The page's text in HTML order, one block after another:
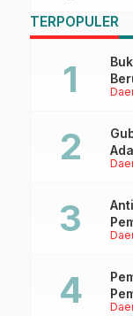
Kebersamaan di
Pantai
TERPOPULER